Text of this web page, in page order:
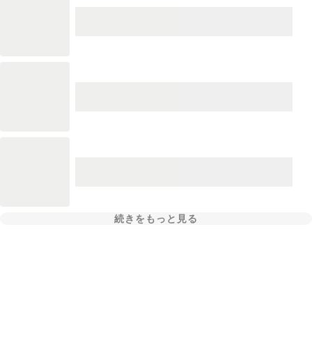
続きをもっと見る